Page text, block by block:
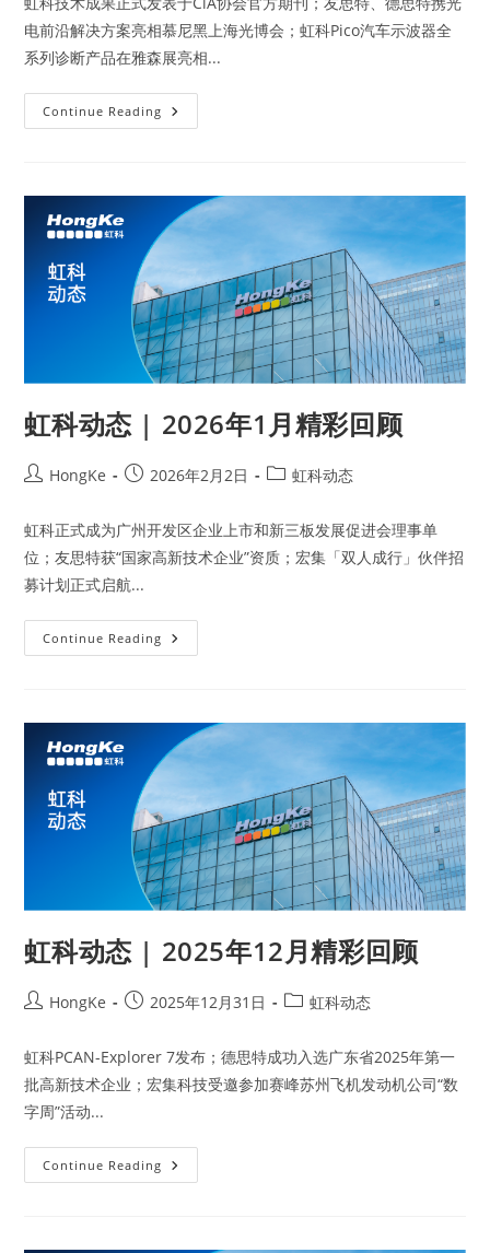
电前沿解决方案亮相慕尼黑上海光博会；虹科Pico汽车示波器全
系列诊断产品在雅森展亮相...
Continue Reading
虹科动态 | 2026年1月精彩回顾
HongKe 2026年2月2日 虹科动态
虹科正式成为广州开发区企业上市和新三板发展促进会理事单
位；友思特获“国家高新技术企业”资质；宏集「双人成行」伙伴招
募计划正式启航...
Continue Reading
虹科动态 | 2025年12月精彩回顾
HongKe 2025年12月31日 虹科动态
虹科PCAN-Explorer 7发布；德思特成功入选广东省2025年第一
批高新技术企业；宏集科技受邀参加赛峰苏州飞机发动机公司“数
字周”活动...
Continue Reading